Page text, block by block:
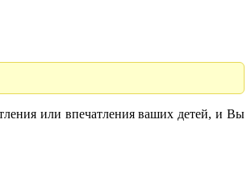
или впечатления ваших детей, и Вы